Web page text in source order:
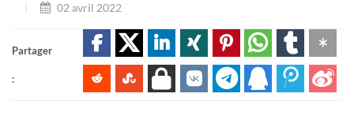
02 avril 2022
Partager
: